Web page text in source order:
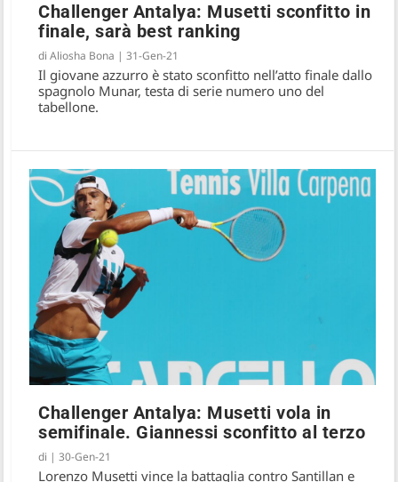
Challenger Antalya: il forte vento genera
due vincenti inaspettati (VIDEO)
Challenger Antalya: Musetti sconfitto in
finale, sarà best ranking
diAliosha Bona |31-Gen-21
Il giovane azzurro è stato sconfitto nell’atto finale dallo
spagnolo Munar, testa di serie numero uno del
tabellone.
Challenger Antalya: Musetti vola in
semifinale. Giannessi sconfitto al terzo
di |30-Gen-21
Lorenzo Musetti vince la battaglia contro Santillan e